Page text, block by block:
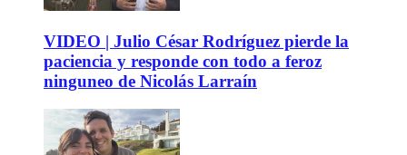
VIDEO | Julio César Rodríguez pierde la
paciencia y responde con todo a feroz
ninguneo de Nicolás Larraín